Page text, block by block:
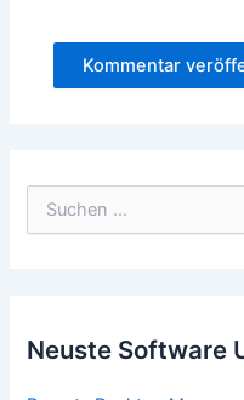
n
a
Neuste Software